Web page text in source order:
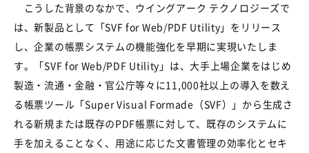
こうした背景のなかで、ウイングアーク テクノロジーズで
は、新製品として「SVF for Web/PDF Utility」をリリース
し、企業の帳票システムの機能強化を早期に実現いたしま
す。「SVF for Web/PDF Utility」は、大手上場企業をはじめ
製造・流通・金融・官公庁等々に11,000社以上の導入を数え
る帳票ツール「Super Visual Formade（SVF）」から生成さ
れる新規または既存のPDF帳票に対して、既存のシステムに
手を加えることなく、用途に応じた文書管理の効率化とセキ